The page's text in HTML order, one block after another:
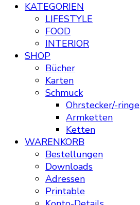
KATEGORIEN
LIFESTYLE
FOOD
INTERIOR
SHOP
Bücher
Karten
Schmuck
Ohrstecker/-ringe
Armketten
Ketten
WARENKORB
Bestellungen
Downloads
Adressen
Printable